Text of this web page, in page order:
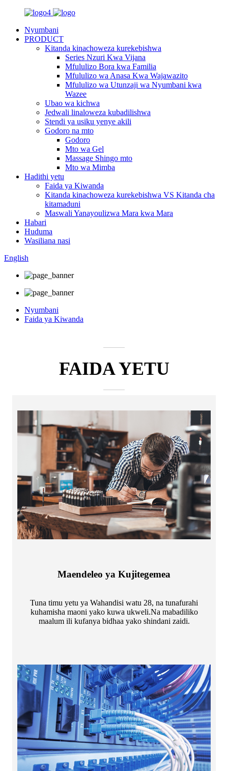
Nyumbani
PRODUCT
Kitanda kinachoweza kurekebishwa
Series Nzuri Kwa Vijana
Mfululizo Bora kwa Familia
Mfululizo wa Anasa Kwa Wajawazito
Mfululizo wa Utunzaji wa Nyumbani kwa
Wazee
Ubao wa kichwa
Jedwali linaloweza kubadilishwa
Stendi ya usiku yenye akili
Godoro na mto
Godoro
Mto wa Gel
Massage Shingo mto
Mto wa Mimba
Hadithi yetu
Faida ya Kiwanda
Kitanda kinachoweza kurekebishwa VS Kitanda cha
kitamaduni
Maswali Yanayoulizwa Mara kwa Mara
Habari
Huduma
Wasiliana nasi
English
Nyumbani
Faida ya Kiwanda
FAIDA YETU
Maendeleo ya Kujitegemea
Tuna timu yetu ya Wahandisi watu 28, na tunafurahi
kuhamisha maoni yako kuwa ukweli.Na mabadiliko
maalum ili kufanya bidhaa yako shindani zaidi.